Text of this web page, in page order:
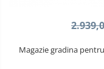
Cosoare
Magazie gradina